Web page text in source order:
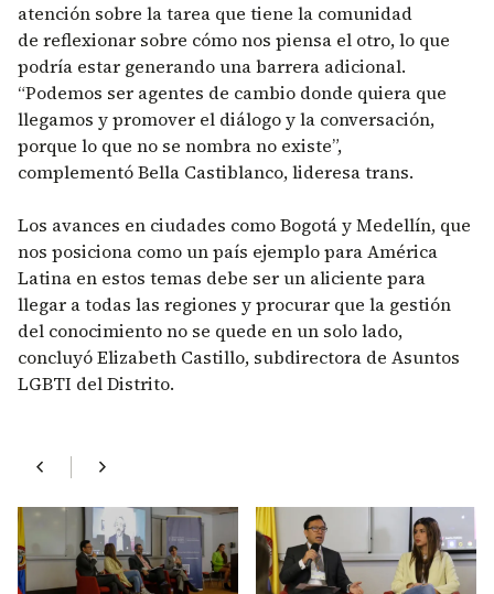
atención sobre la tarea que tiene la comunidad
de reflexionar sobre cómo nos piensa el otro, lo que
podría estar generando una barrera adicional.
“Podemos ser agentes de cambio donde quiera que
llegamos y promover el diálogo y la conversación,
porque lo que no se nombra no existe”,
complementó Bella Castiblanco, lideresa trans.
Los avances en ciudades como Bogotá y Medellín, que
nos posiciona como un país ejemplo para América
Latina en estos temas debe ser un aliciente para
llegar a todas las regiones y procurar que la gestión
del conocimiento no se quede en un solo lado,
concluyó Elizabeth Castillo, subdirectora de Asuntos
LGBTI del Distrito.
chevron_left chevron_right